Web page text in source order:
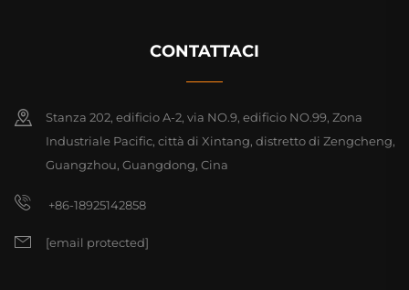
CONTATTACI
Stanza 202, edificio A-2, via NO.9, edificio NO.99, Zona
Industriale Pacific, città di Xintang, distretto di Zengcheng,
Guangzhou, Guangdong, Cina
+86-18925142858
[email protected]